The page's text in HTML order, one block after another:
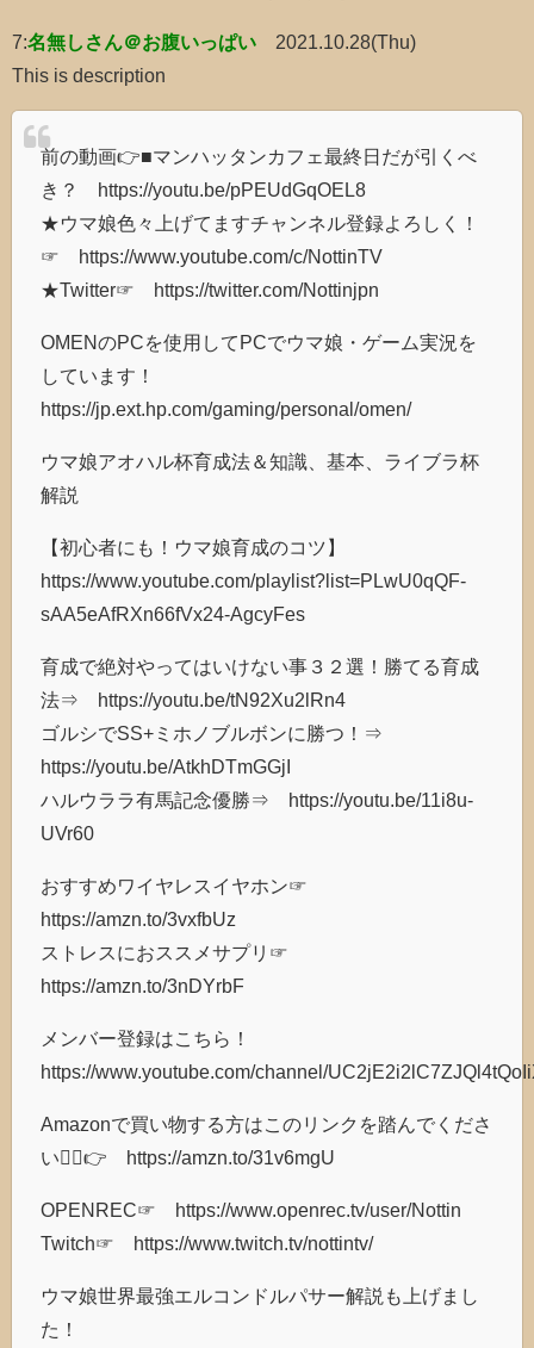
7:名無しさん＠お腹いっぱい
2021.10.28(Thu)
This is description
前の動画👉■マンハッタンカフェ最終日だが引くべ
き？ https://youtu.be/pPEUdGqOEL8
★ウマ娘色々上げてますチャンネル登録よろしく！
☞ https://www.youtube.com/c/NottinTV
★Twitter☞ https://twitter.com/Nottinjpn
OMENのPCを使用してPCでウマ娘・ゲーム実況を
しています！
https://jp.ext.hp.com/gaming/personal/omen/
ウマ娘アオハル杯育成法＆知識、基本、ライブラ杯
解説
【初心者にも！ウマ娘育成のコツ】
https://www.youtube.com/playlist?list=PLwU0qQF-
sAA5eAfRXn66fVx24-AgcyFes
育成で絶対やってはいけない事３２選！勝てる育成
法⇒ https://youtu.be/tN92Xu2lRn4
ゴルシでSS+ミホノブルボンに勝つ！⇒
https://youtu.be/AtkhDTmGGjI
ハルウララ有馬記念優勝⇒ https://youtu.be/11i8u-
UVr60
おすすめワイヤレスイヤホン☞
https://amzn.to/3vxfbUz
ストレスにおススメサプリ☞
https://amzn.to/3nDYrbF
メンバー登録はこちら！
https://www.youtube.com/channel/
Amazonで買い物する方はこのリンクを踏んでくださ
い🙇‍♂️👉 https://amzn.to/31v6mgU
OPENREC☞ https://www.openrec.tv/user/Nottin
Twitch☞ https://www.twitch.tv/nottintv/
ウマ娘世界最強エルコンドルパサー解説も上げまし
た！